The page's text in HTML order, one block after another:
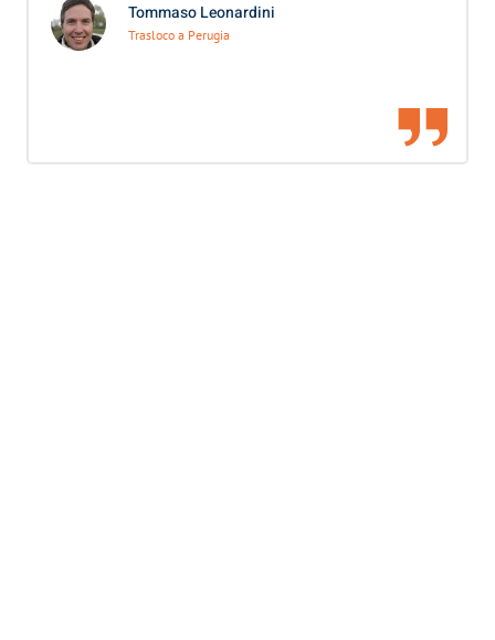
Tommaso Leonardini
Trasloco a Perugia